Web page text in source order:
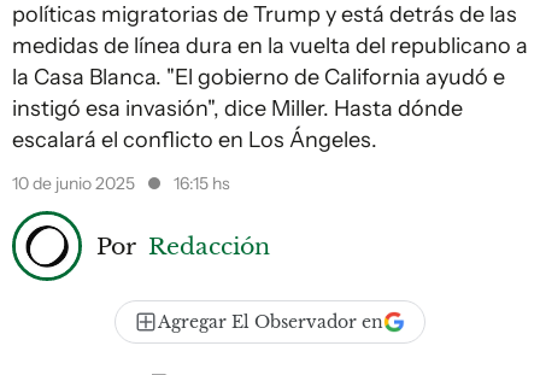
políticas migratorias de Trump y está detrás de las
medidas de línea dura en la vuelta del republicano a
la Casa Blanca. "El gobierno de California ayudó e
instigó esa invasión", dice Miller. Hasta dónde
escalará el conflicto en Los Ángeles.
10 de junio 2025 16:15 hs
Por Redacción
Agregar El Observador en